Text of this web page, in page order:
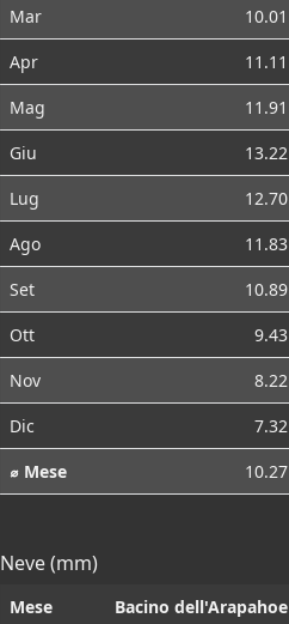
Mar 10.01
Apr
11.11
Mag
11.91
Giu
13.22
Lug
12.70
Ago
11.83
Set
10.89
Ott
9.43
Nov
8.22
Dic
7.32
⌀ Mese
10.27
Neve (mm)
Mese Bacino dell'Arapahoe